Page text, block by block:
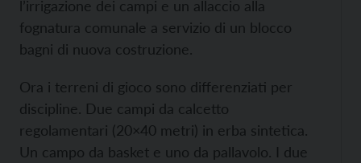
l’irrigazione dei campi e un allaccio alla
fognatura comunale a servizio di un blocco
bagni di nuova costruzione.
Ora i terreni di gioco sono differenziati per
discipline. Due campi da calcetto
regolamentari (20×40 metri) in erba sintetica.
Un campo da basket e uno da pallavolo. I due